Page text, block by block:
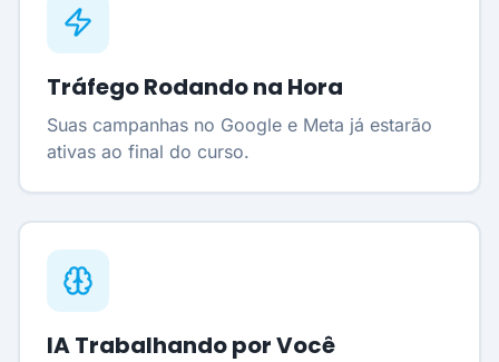
Tráfego Rodando na Hora
Suas campanhas no Google e Meta já estarão
ativas ao final do curso.
IA Trabalhando por Você